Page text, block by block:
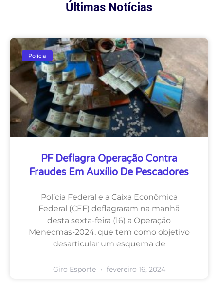
Últimas Notícias
Polícia
PF Deflagra Operação Contra
Fraudes Em Auxílio De Pescadores
Polícia Federal e a Caixa Econômica
Federal (CEF) deflagraram na manhã
desta sexta-feira (16) a Operação
Menecmas-2024, que tem como objetivo
desarticular um esquema de
Giro Esporte fevereiro 16, 2024